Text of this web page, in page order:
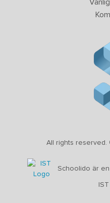
All rights
Schoolido är